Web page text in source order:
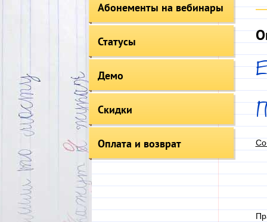
Абонементы на вебинары
Статусы
Демо
Скидки
Оплата и возврат